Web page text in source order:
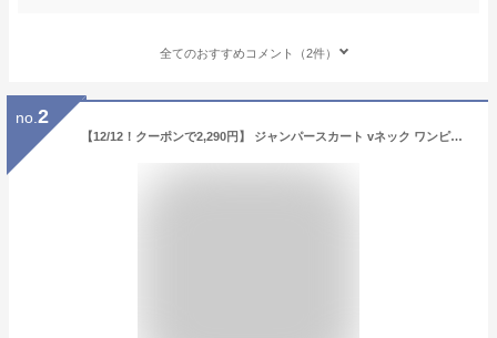
全てのおすすめコメント（2件）
no. 2
【12/12！クーポンで2,290円】 ジャンパースカート vネック ワンピース 春 夏 ノースリーブ ジャンスカ ワンピ レディース ゆったり 大きいサイズ 体型カバー お腹カバー フレア ハイウエスト 低身長 きれいめ 大人 可愛い 春夏 秋 冬 20代 30代 40代 50代 cocomomo